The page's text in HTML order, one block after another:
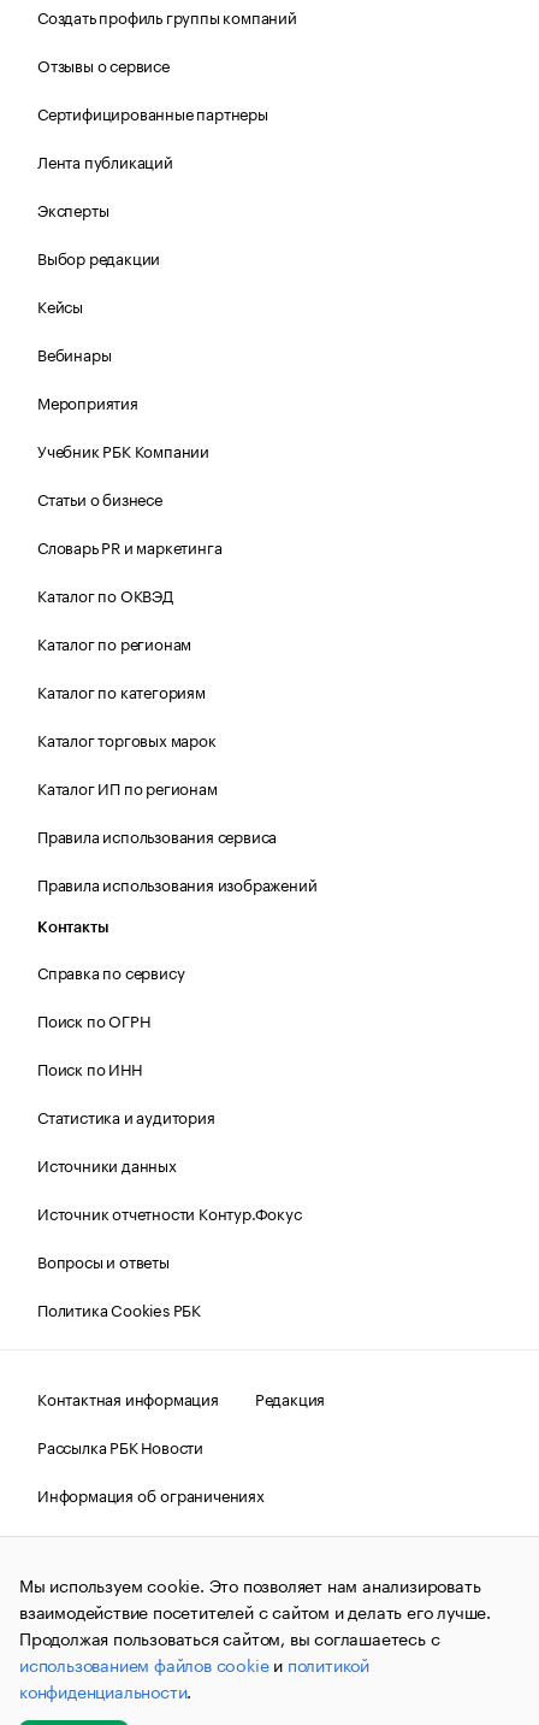
Создать профиль группы компаний
Отзывы о сервисе
Сертифицированные партнеры
Лента публикаций
Эксперты
Выбор редакции
Кейсы
Вебинары
Мероприятия
Учебник РБК Компании
Статьи о бизнесе
Словарь PR и маркетинга
Каталог по ОКВЭД
Каталог по регионам
Каталог по категориям
Каталог торговых марок
Каталог ИП по регионам
Правила использования сервиса
Правила использования изображений
Контакты
Справка по сервису
Поиск по ОГРН
Поиск по ИНН
Статистика и аудитория
Источники данных
Источник отчетности Контур.Фокус
Вопросы и ответы
Политика Cookies РБК
Контактная информация
Редакция
Рассылка РБК Новости
Информация об ограничениях
Правовая информация
О соблюдении авторских прав
© АО «РОСБИЗНЕСКОНСАЛТИНГ»,1995–2026.Сообщения
и материалы информационного агентства «РБК»
(зарегистрировано Федеральной службой по надзору в сфере
связи, информационных технологий и массовых
коммуникаций (Роскомнадзор) 09.12.2015 за номером ИА
№ФС77-63848) сопровождаются пометкой «РБК». Отдельные
публикации могут содержать информацию,
Мы используем cookie. Это позволяет нам анализировать
взаимодействие посетителей с сайтом и делать его лучше.
Продолжая пользоваться сайтом, вы соглашаетесь с
использованием файлов cookieи политикой
конфиденциальности.